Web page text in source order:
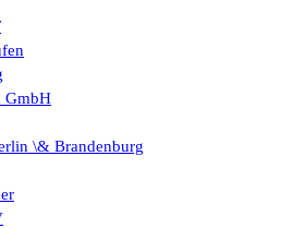
GmbH
\& Brandenburg